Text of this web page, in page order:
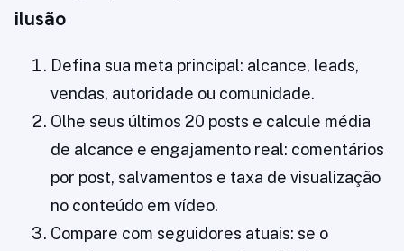
ilusão
Defina sua meta principal: alcance, leads,
vendas, autoridade ou comunidade.
Olhe seus últimos 20 posts e calcule média
de alcance e engajamento real: comentários
por post, salvamentos e taxa de visualização
no conteúdo em vídeo.
Compare com seguidores atuais: se o